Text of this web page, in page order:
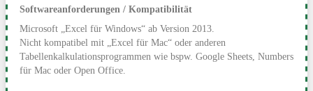
Softwareanforderungen / Kompatibilität
Microsoft „Excel für Windows“ ab Version 2013.
Nicht kompatibel mit „Excel für Mac“ oder anderen
Tabellenkalkulationsprogrammen wie bspw. Google Sheets, Numbers
für Mac oder Open Office.